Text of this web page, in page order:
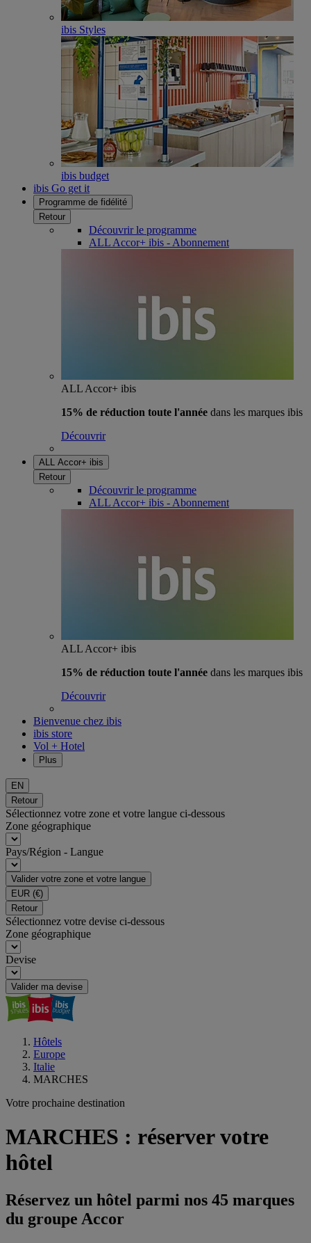
ibis Styles
ibis budget
ibis Go get it
Programme de fidélité
Retour
Découvrir le programme
ALL Accor+ ibis - Abonnement
ALL Accor+ ibis
15% de réduction toute l'année dans les marques ibis
Découvrir
ALL Accor+ ibis
Retour
Découvrir le programme
ALL Accor+ ibis - Abonnement
ALL Accor+ ibis
15% de réduction toute l'année dans les marques ibis
Découvrir
Bienvenue chez ibis
ibis store
Vol + Hotel
Plus
EN
Retour
Sélectionnez votre zone et votre langue ci-dessous
Zone géographique
Pays/Région - Langue
Valider votre zone et votre langue
EUR (€)
Retour
Sélectionnez votre devise ci-dessous
Zone géographique
Devise
Valider ma devise
Hôtels
Europe
Italie
MARCHES
Votre prochaine destination
MARCHES : réserver votre
hôtel
Réservez un hôtel parmi nos 45 marques
du groupe Accor